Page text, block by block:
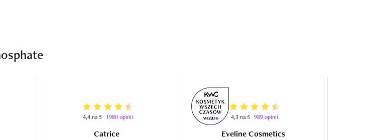
4,4 na 5 1980 opinii
Catrice
4,3 na 5 989 opinii
Eveline Cosmetics